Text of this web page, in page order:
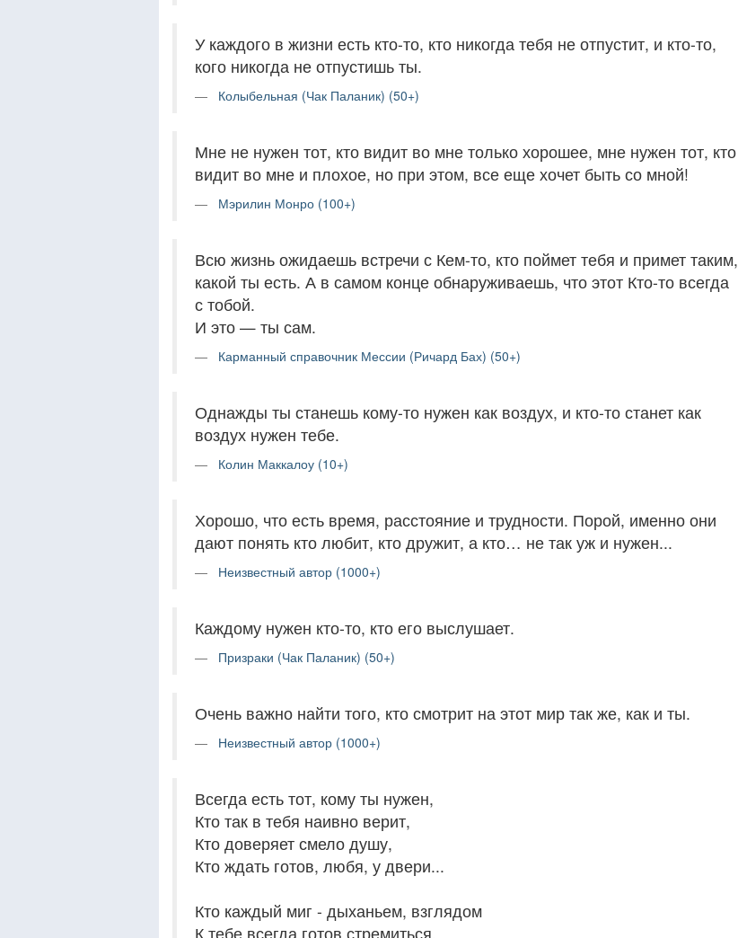
У каждого в жизни есть кто-то, кто никогда тебя не отпустит, и кто-то,
кого никогда не отпустишь ты.
Колыбельная (Чак Паланик) (50+)
Мне не нужен тот, кто видит во мне только хорошее, мне нужен тот, кто
видит во мне и плохое, но при этом, все еще хочет быть со мной!
Мэрилин Монро (100+)
Всю жизнь ожидаешь встречи с Кем-то, кто поймет тебя и примет таким,
какой ты есть. А в самом конце обнаруживаешь, что этот Кто-то всегда
с тобой.
И это — ты сам.
Карманный справочник Мессии (Ричард Бах) (50+)
Однажды ты станешь кому-то нужен как воздух, и кто-то станет как
воздух нужен тебе.
Колин Маккалоу (10+)
Хорошо, что есть время, расстояние и трудности. Порой, именно они
дают понять кто любит, кто дружит, а кто… не так уж и нужен...
Неизвестный автор (1000+)
Каждому нужен кто-то, кто его выслушает.
Призраки (Чак Паланик) (50+)
Очень важно найти того, кто смотрит на этот мир так же, как и ты.
Неизвестный автор (1000+)
Всегда есть тот, кому ты нужен,
Кто так в тебя наивно верит,
Кто доверяет смело душу,
Кто ждать готов, любя, у двери...
Кто каждый миг - дыханьем, взглядом
К тебе всегда готов стремиться,